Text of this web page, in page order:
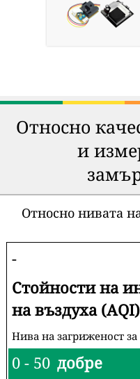
Относно
и
Относно нивата
-
Стойности на
на въздуха
Нива на загриженост за
0 - 50 добре